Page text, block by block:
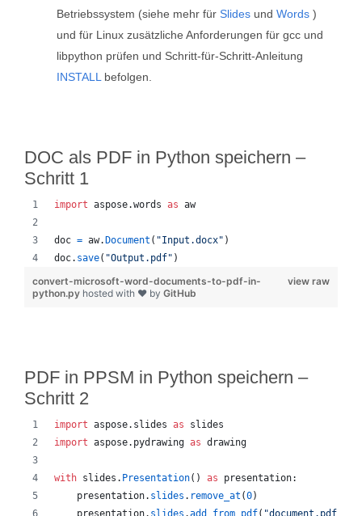
Betriebssystem (siehe mehr für Slides und Words )
und für Linux zusätzliche Anforderungen für gcc und
libpython prüfen und Schritt-für-Schritt-Anleitung
INSTALL befolgen.
DOC als PDF in Python speichern –
Schritt 1
import aspose.words as aw
doc = aw. Document ( "Input.docx" )
doc. save( "Output.pdf" )
view raw
convert-microsoft-word-documents-to-pdf-in-
python.py hosted with ❤ by GitHub
PDF in PPSM in Python speichern –
Schritt 2
import aspose. slides as
slides
import aspose. pydrawing as drawing
with slides . Presentation() as presentation:
presentation. slides . remove_at (0)
presentation. slides .add_from_pdf( "document.pdf"